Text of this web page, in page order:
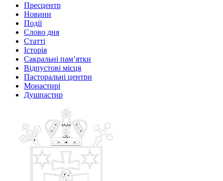
Пресцентр
Новини
Події
Слово дня
Статті
Історія
Сакральні пам’ятки
Відпустові місця
Пасторальні центри
Монастирі
Душпастир